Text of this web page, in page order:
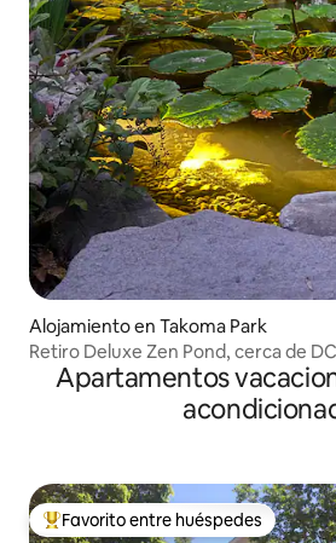
Alojamiento en Takoma Park
Retiro Deluxe Zen Pond, cerca de DC
Apartamentos
Favorito entre huéspedes preferido
Favorito entre huéspedes